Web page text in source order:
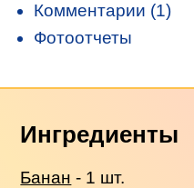
Комментарии (1)
Фотоотчеты
Ингредиенты
Банан - 1 шт.